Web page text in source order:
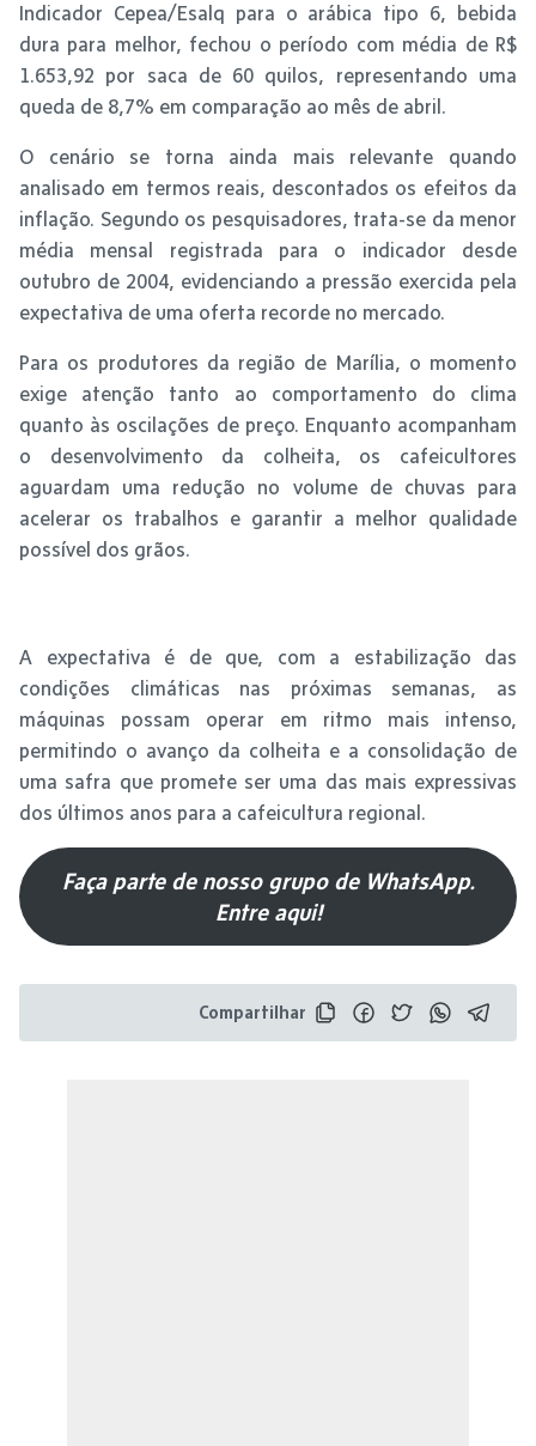
Indicador Cepea/Esalq para o arábica tipo 6, bebida
dura para melhor, fechou o período com média de R$
1.653,92 por saca de 60 quilos, representando uma
queda de 8,7% em comparação ao mês de abril.
O cenário se torna ainda mais relevante quando
analisado em termos reais, descontados os efeitos da
inflação. Segundo os pesquisadores, trata-se da menor
média mensal registrada para o indicador desde
outubro de 2004, evidenciando a pressão exercida pela
expectativa de uma oferta recorde no mercado.
Para os produtores da região de Marília, o momento
exige atenção tanto ao comportamento do clima
quanto às oscilações de preço. Enquanto acompanham
o desenvolvimento da colheita, os cafeicultores
aguardam uma redução no volume de chuvas para
acelerar os trabalhos e garantir a melhor qualidade
possível dos grãos.
A expectativa é de que, com a estabilização das
condições climáticas nas próximas semanas, as
máquinas possam operar em ritmo mais intenso,
permitindo o avanço da colheita e a consolidação de
uma safra que promete ser uma das mais expressivas
dos últimos anos para a cafeicultura regional.
Faça parte de nosso grupo de WhatsApp.
Entre aqui!
Compartilhar